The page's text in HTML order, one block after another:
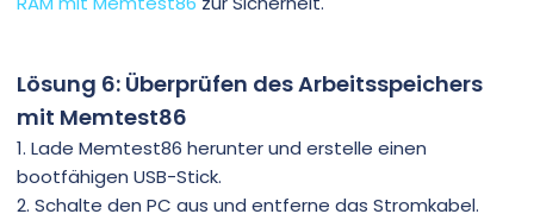
Lösung 6: Überprüfen des Arbeitsspeichers
mit Memtest86
1. Lade Memtest86 herunter und erstelle einen
bootfähigen USB-Stick.
2. Schalte den PC aus und entferne das Stromkabel.